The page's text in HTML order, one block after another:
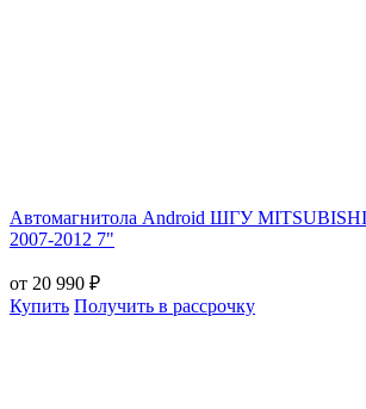
Автомагнитола Android ШГУ
2007-2012 7"
от 20 990 ₽
Купить Получить в рассрочку